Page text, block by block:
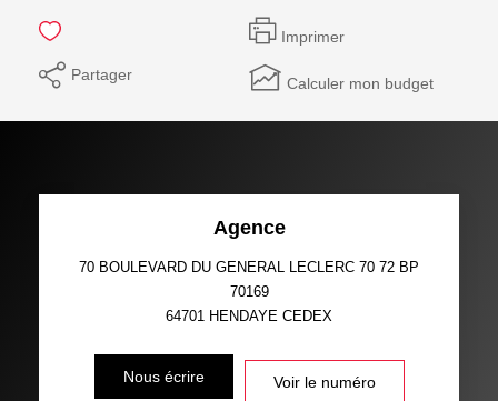
Imprimer
Partager Calculer mon budget
Agence
70 BOULEVARD DU GENERAL LECLERC 70 72 BP
70169
64701 HENDAYE CEDEX
Nous écrire Voir le numéro